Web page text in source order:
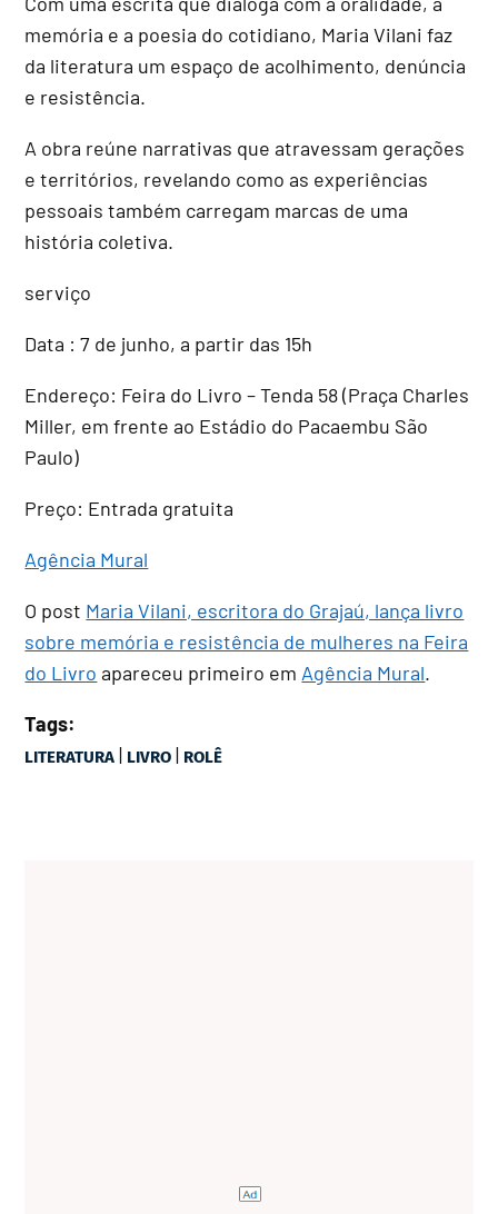
memória e a poesia do cotidiano, Maria Vilani faz
da literatura um espaço de acolhimento, denúncia
e resistência.
A obra reúne narrativas que atravessam gerações
e territórios, revelando como as experiências
pessoais também carregam marcas de uma
história coletiva.
serviço
Data : 7 de junho, a partir das 15h
Endereço: Feira do Livro – Tenda 58 (Praça Charles
Miller, em frente ao Estádio do Pacaembu São
Paulo)
Preço: Entrada gratuita
Agência Mural
O post Maria Vilani, escritora do Grajaú, lança livro
sobre memória e resistência de mulheres na Feira
do Livro apareceu primeiro em Agência Mural.
Tags:
LITERATURA | LIVRO | ROLÊ